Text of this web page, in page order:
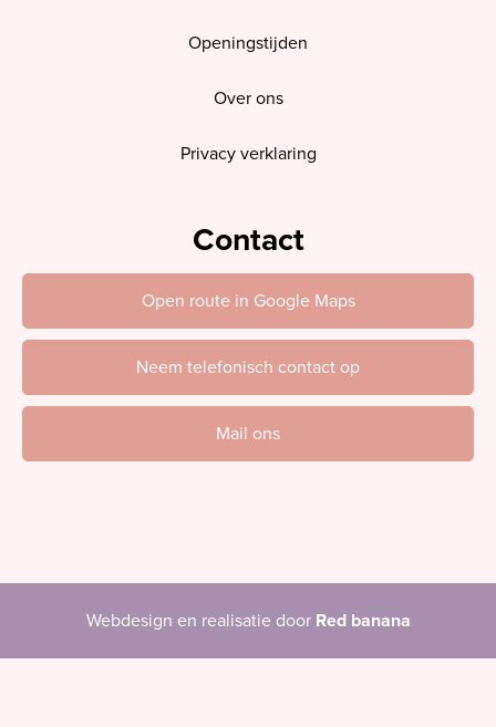
Openingstijden
Over ons
Privacy verklaring
Contact
Open route in Google Maps
Neem telefonisch contact op
Mail ons
Webdesign en realisatie door Red banana